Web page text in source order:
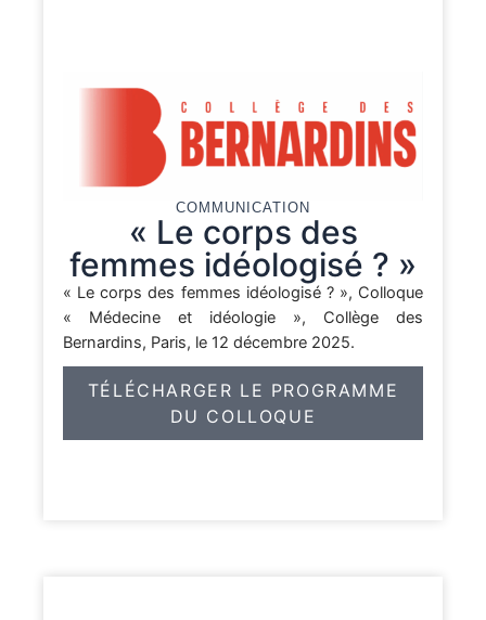
COMMUNICATION
« Le corps des
femmes idéologisé ? »
« Le corps des femmes idéologisé ? », Colloque
« Médecine et idéologie », Collège des
Bernardins, Paris, le 12 décembre 2025.
TÉLÉCHARGER LE PROGRAMME
DU COLLOQUE